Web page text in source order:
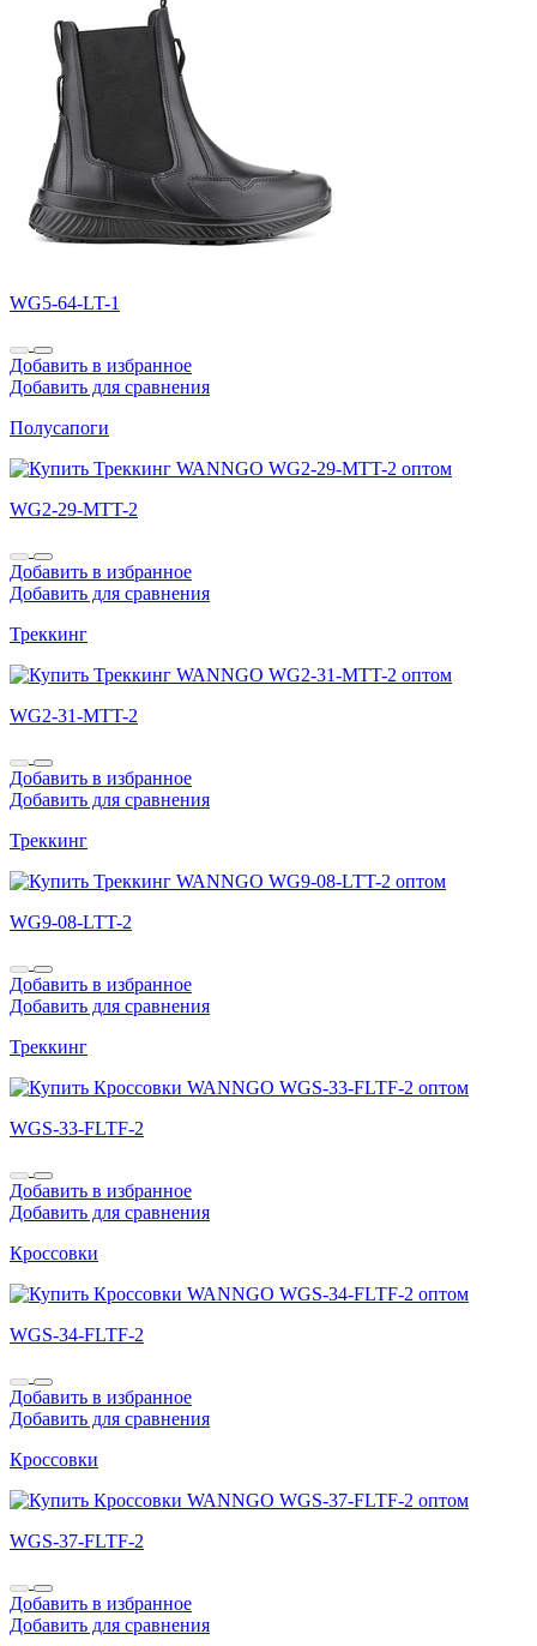
WG5-64-LT-1
Добавить в избранное
Добавить для сравнения
Полусапоги
WG2-29-MTT-2
Добавить в избранное
Добавить для сравнения
Треккинг
WG2-31-MTT-2
Добавить в избранное
Добавить для сравнения
Треккинг
WG9-08-LTT-2
Добавить в избранное
Добавить для сравнения
Треккинг
WGS-33-FLTF-2
Добавить в избранное
Добавить для сравнения
Кроссовки
WGS-34-FLTF-2
Добавить в избранное
Добавить для сравнения
Кроссовки
WGS-37-FLTF-2
Добавить в избранное
Добавить для сравнения